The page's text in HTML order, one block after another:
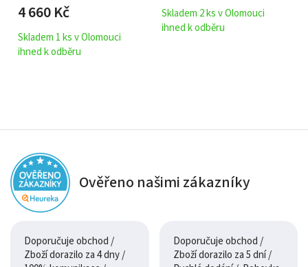
4 660Kč
Skladem 1 ks v Olomouci
ihned k odběru
Skladem 2 ks v Olomouci
ihned k odběru
Ověřeno našimi zákazníky
Doporučuje obchod /
Zboží dorazilo za 4 dny /
Doporučuje obchod /
Zboží dorazilo za 5 dní /